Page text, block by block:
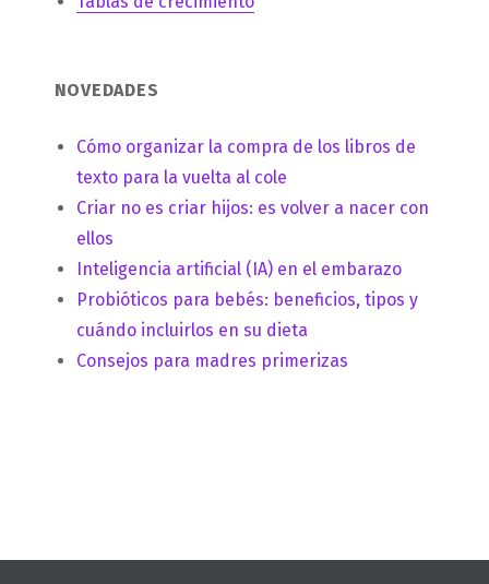
NOVEDADES
Cómo organizar la compra de los libros de
texto para la vuelta al cole
Criar no es criar hijos: es volver a nacer con
ellos
Inteligencia artificial (IA) en el embarazo
Probióticos para bebés: beneficios, tipos y
cuándo incluirlos en su dieta
Consejos para madres primerizas